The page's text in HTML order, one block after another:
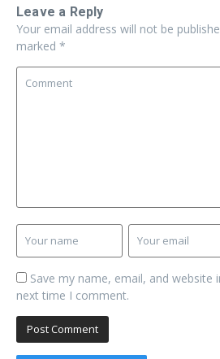
Leave a Reply
Your email address will not be
marked *
Save my name, email, and website
next time I comment.